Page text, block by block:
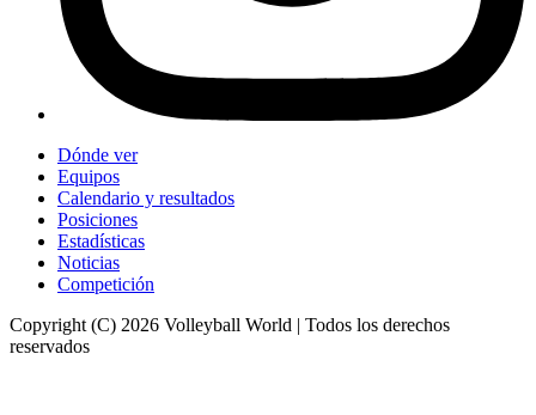
Dónde ver
Equipos
Calendario y resultados
Posiciones
Estadísticas
Noticias
Competición
Copyright (C) 2026 Volleyball World | Todos los derechos
reservados